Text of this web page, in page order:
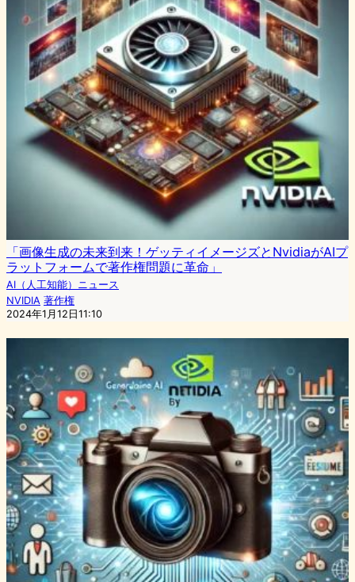
「画像生成の未来到来！ゲッティイメージズとNvidiaがAIプ
ラットフォームで著作権問題に革命」
AI（人工知能）ニュース
NVIDIA 著作権
2024年1月12日11:10